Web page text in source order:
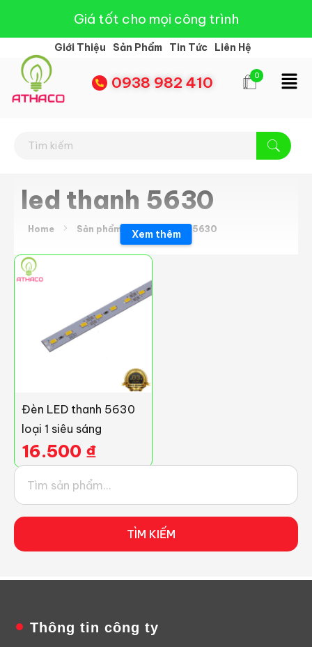
Giá tốt cho mọi công trình
Giới Thiệu Sản Phẩm Tin Tức Liên Hệ
0938 982 410 0
led thanh 5630
Home Sản phẩm led thanh 5630
Xem thêm
Đèn LED thanh 5630
loại 1 siêu sáng
16.500 ₫
TÌM KIẾM
Thông tin công ty